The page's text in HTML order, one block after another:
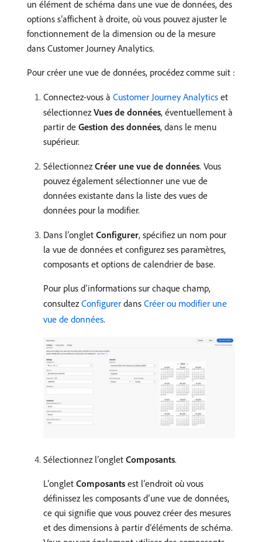
un élément de schéma dans une vue de données, des
options s’affichent à droite, où vous pouvez ajuster le
fonctionnement de la dimension ou de la mesure
dans Customer Journey Analytics.
Pour créer une vue de données, procédez comme suit :
Connectez-vous à Customer Journey Analytics et
sélectionnezVues de données, éventuellement à
partir de Gestion des données, dans le menu
supérieur.
SélectionnezCréer une vue de données. Vous
pouvez également sélectionner une vue de
données existante dans la liste des vues de
données pour la modifier.
Dans l’onglet Configurer, spécifiez un nom pour
la vue de données et configurez ses paramètres,
composants et options de calendrier de base.
Pour plus d’informations sur chaque champ,
consultezConfigurer dans Créer ou modifier une
vue de données.
Sélectionnez l’onglet Composants.
L’onglet Composants est l’endroit où vous
définissez les composants d’une vue de données,
ce qui signifie que vous pouvez créer des mesures
et des dimensions à partir d’éléments de schéma.